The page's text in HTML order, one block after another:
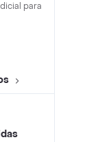
para